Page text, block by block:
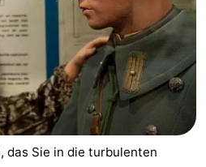
das Sie in die turbulenten